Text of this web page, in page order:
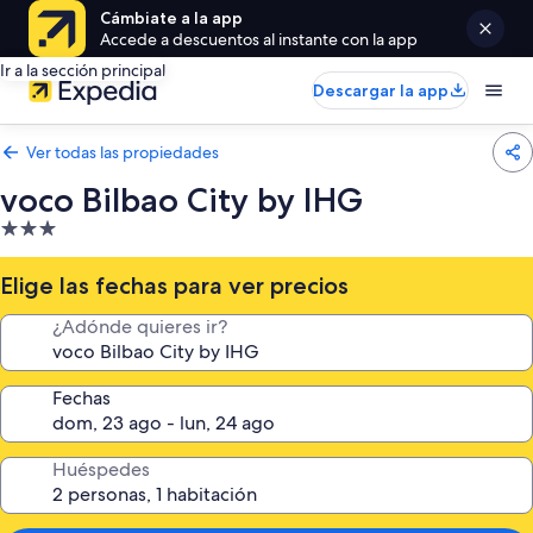
Cámbiate a la app
Accede a descuentos al instante con la app
Ir a la sección principal
Descargar la app
Ver todas las propiedades
voco Bilbao City by IHG
Propiedad
de
3.0
estrellas
Elige las fechas para ver precios
¿Adónde quieres ir?
Fechas
Huéspedes